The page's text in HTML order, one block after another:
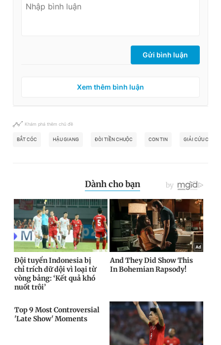
Gửi bình luận
Xem thêm bình luận
Khám phá thêm chủ đề
BẮT CÓC HẬU GIANG ĐÒI TIỀN CHUỘC CON TIN GIẢI CỨU CON